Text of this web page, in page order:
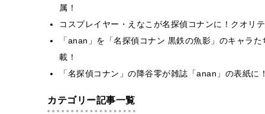
属！
コスプレイヤー・えなこが名探偵コナンに！クオリ
「anan」を「名探偵コナン 黒鉄の魚影」のキャラ
載！
「名探偵コナン」の降谷零が雑誌「anan」の表紙
カテゴリー記事一覧